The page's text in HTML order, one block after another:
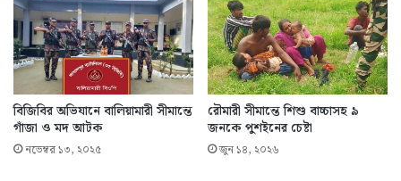
বিজিবির অভিযানে বালিয়ামারী সীমান্তে
গাঁজা ও মদ আটক
নভেম্বর ১৩, ২০২৫
রৌমারী সীমান্তে শিশু বাচ্চাসহ ৯
জনকে পুশইনের চেষ্টা
জুন ১৪, ২০২৬